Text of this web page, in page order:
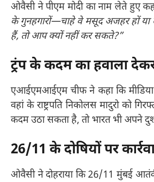
ओवैसी ने पीएम मोदी का नाम लेते हुए
के गुनहगारों—चाहे वे मसूद अजहर हों
हैं, तो आप क्यों नहीं कर सकते?”
ट्रंप के कदम का हवाला
एआईएमआईएम चीफ ने कहा कि मीडिया
वहां के राष्ट्रपति निकोलस मादुरो को
कदम उठा सकता है, तो भारत भी अपने
26/11 के दोषियों पर
ओवैसी ने दोहराया कि 26/11 मुंबई